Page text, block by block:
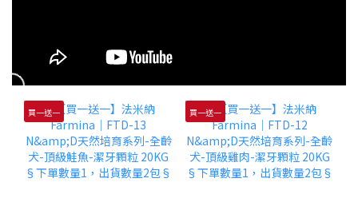
買一送一 買一送一